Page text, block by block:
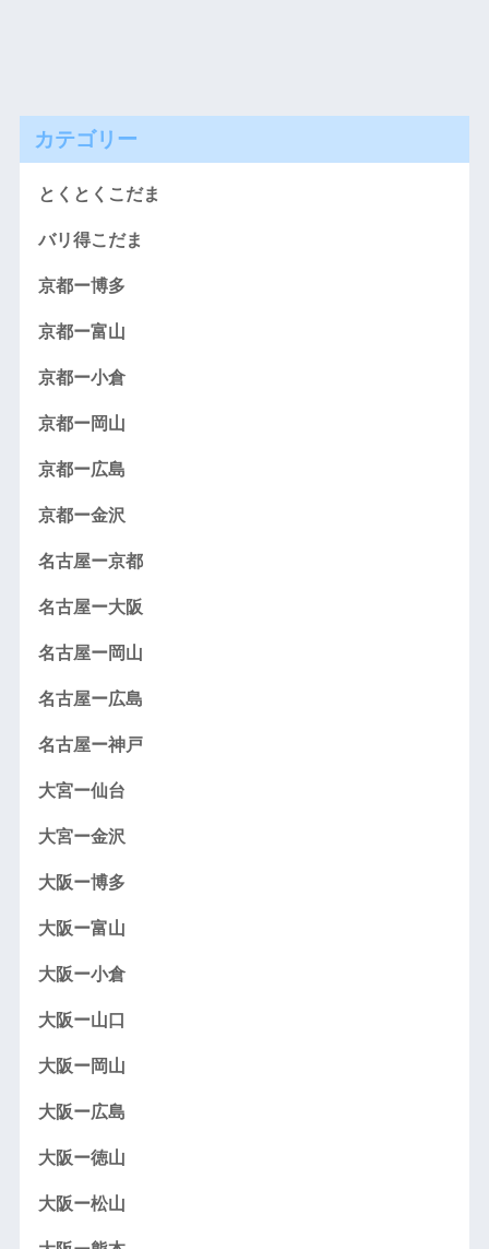
カテゴリー
とくとくこだま
バリ得こだま
京都ー博多
京都ー富山
京都ー小倉
京都ー岡山
京都ー広島
京都ー金沢
名古屋ー京都
名古屋ー大阪
名古屋ー岡山
名古屋ー広島
名古屋ー神戸
大宮ー仙台
大宮ー金沢
大阪ー博多
大阪ー富山
大阪ー小倉
大阪ー山口
大阪ー岡山
大阪ー広島
大阪ー徳山
大阪ー松山